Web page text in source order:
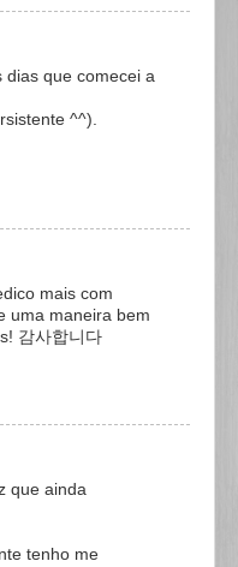
dias que comecei a
^^).
mais com
uma maneira bem
감사합니다
que ainda
tenho me